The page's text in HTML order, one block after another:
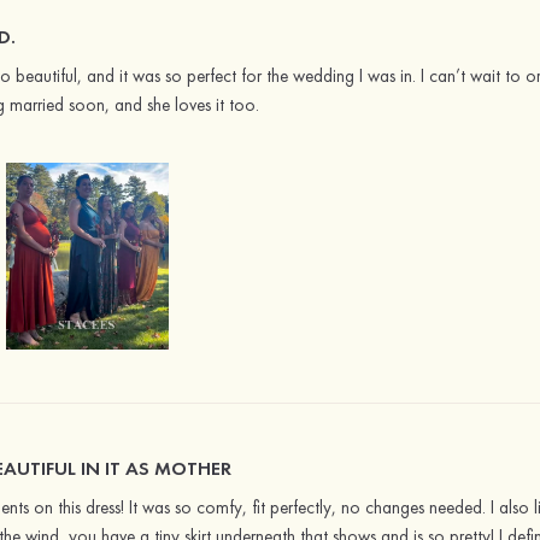
beautiful, and it was so perfect for the wedding I was in. I can’t wait to
married soon, and she loves it too.
IN IT AS MOTHER
on this dress! It was so comfy, fit perfectly, no changes needed. I